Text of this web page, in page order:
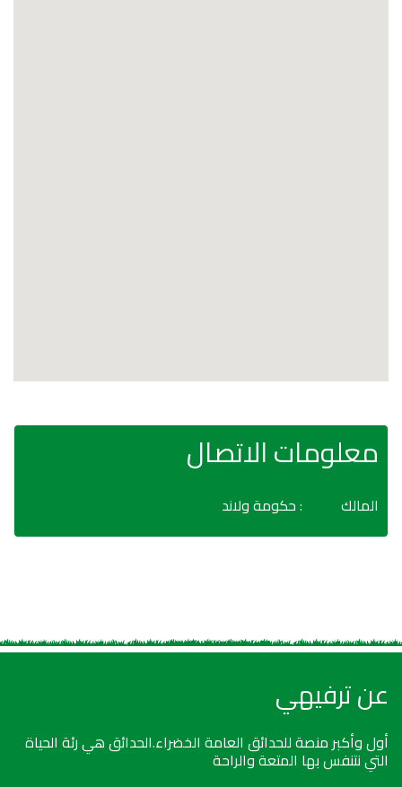
معلومات الاتصال
المالك : حكومة ولاند
عن ترفيهي
أول وأكبر منصة للحدائق العامة الخضراء.الحدائق هي رئة الحياة
التي نتنفس بها المتعة والراحة